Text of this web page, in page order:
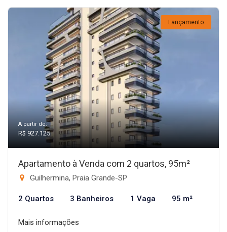
Lançamento
A partir de:
R$ 927.125
Apartamento à Venda com 2 quartos, 95m²
Guilhermina, Praia Grande-SP
2 Quartos 3 Banheiros 1 Vaga 95 m²
Mais informações